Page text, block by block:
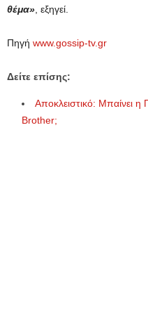
θέμα» , εξηγεί.
Πηγή www.gossip-tv.gr
Δείτε επίσης:
Αποκλειστικό: Μπαίνει
Brother;